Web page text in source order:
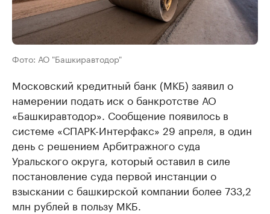
Фото: АО "Башкиравтодор"
Московский кредитный банк (МКБ) заявил о
намерении подать иск о банкротстве АО
«Башкиравтодор». Сообщение появилось в
системе «СПАРК-Интерфакс» 29 апреля, в один
день с решением Арбитражного суда
Уральского округа, который оставил в силе
постановление суда первой инстанции о
взыскании с башкирской компании более 733,2
млн рублей в пользу МКБ.